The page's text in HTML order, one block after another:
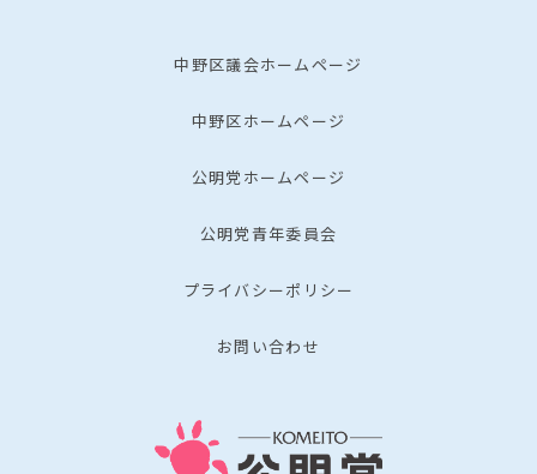
中野区議会ホームページ
中野区ホームページ
公明党ホームページ
公明党青年委員会
プライバシーポリシー
お問い合わせ